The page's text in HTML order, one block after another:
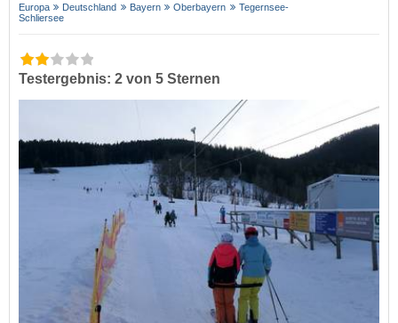
Europa Deutschland Bayern Oberbayern
Tegernsee-
Schliersee
Testergebnis: 2 von 5 Sternen